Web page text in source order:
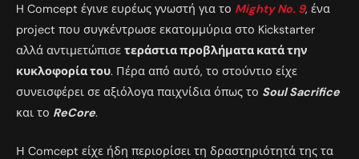
H Comcept έγινε ευρέως γνωστή για το Mighty No. 9, ένα
project που συγκέντρωσε εκατομμύρια στο Kickstarter
αλλά αντιμετώπισε τεράστια προβλήματα κατά την
κυκλοφορία του. Πέρα από αυτό, το στούντιο είχε
συνεισφέρει σε αξιόλογα παιχνίδια όπως το Soul Sacrifice
και το ReCore.
Η Comcept είχε ήδη περιορίσει τη δραστηριότητά της τα